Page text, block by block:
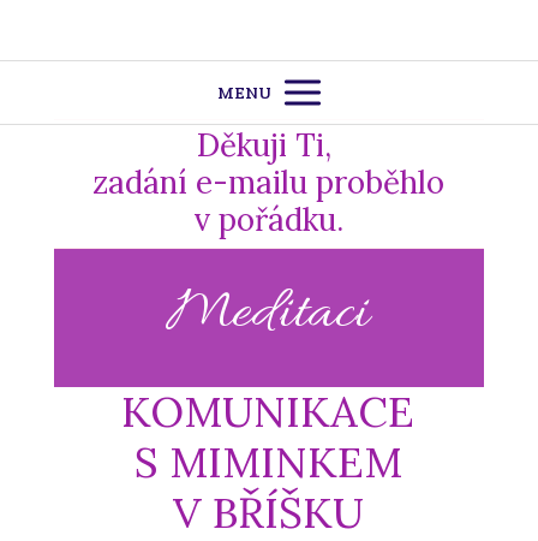
MENU
Děkuji Ti,
zadání e-mailu proběhlo
v pořádku.
Meditaci
KOMUNIKACE
S MIMINKEM
V BŘÍŠKU